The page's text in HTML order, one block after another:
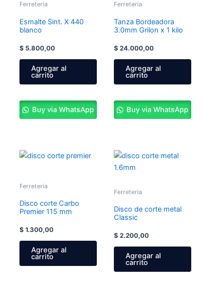
Ferreteria
Esmalte Sint. X 440
blanco
$ 5.800,00
Agregar al
carrito
Buy via WhatsApp
Ferreteria
Tanza Bordeadora
3.0mm Grilon x 1 kilo
$ 24.000,00
Agregar al
carrito
Buy via WhatsApp
Ferreteria
Disco corte Carbo
Premier 115 mm
$ 1.300,00
Agregar al
carrito
Ferreteria
Disco de corte metal
Classic
$ 2.200,00
Agregar al
carrito